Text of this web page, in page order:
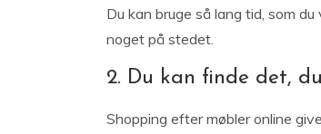
Du kan bruge så lang tid, som
noget på stedet.
2. Du kan finde det,
Shopping efter møbler online